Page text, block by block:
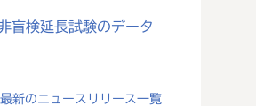
盲検延長試験のデータ
最新のニュースリリース一覧